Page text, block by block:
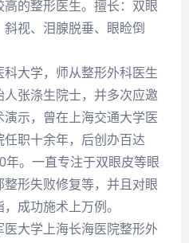
的整形医生。擅长：双眼
视、泪腺脱垂、眼睑倒
科大学，师从整形外科医生
张涤生院士，并多次应邀
示，曾在上海交通大学医
职十余年，后创办百达
年。一直专注于双眼皮等眼
形失败修复等，并且对眼
成功施术上万例。
医大学上海长海医院整形外